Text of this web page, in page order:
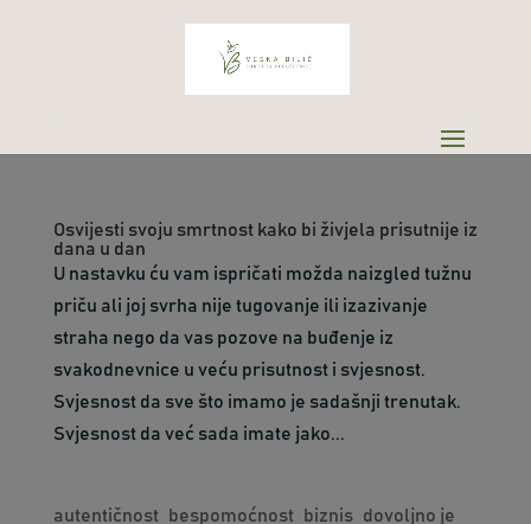
Osvijesti svoju smrtnost kako bi živjela prisutnije iz
dana u dan
U nastavku ću vam ispričati možda naizgled tužnu
priču ali joj svrha nije tugovanje ili izazivanje
straha nego da vas pozove na buđenje iz
svakodnevnice u veću prisutnost i svjesnost.
Svjesnost da sve što imamo je sadašnji trenutak.
Svjesnost da već sada imate jako...
autentičnost bespomoćnost biznis dovoljno je